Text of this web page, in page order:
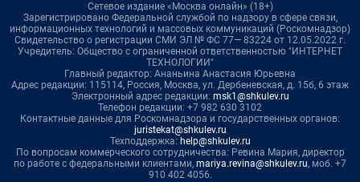
Сетевое издание «Москва онлайн» (18+)
Зарегистрировано Федеральной службой по надзору в сфере связи,
информационных технологий и массовых коммуникаций (Роскомнадзор)
Свидетельство о регистрации СМИ ЭЛ № ФС 77— 83224 от 12.05.2022 г.
Учредитель: Общество с ограниченной ответственностью "ИНТЕРНЕТ
ТЕХНОЛОГИИ"
Главный редактор: Ананьина Анастасия Юрьевна
Адрес редакции: 115114, Россия, Москва, ул. Дербеневская, д. 15б, 6 этаж
Электронный адрес редакции: msk1@shkulev.ru
Телефон редакции: +7 982 630 3102
Контактные данные для Роскомнадзора и государственных органов:
juristekat@shkulev.ru
Техподдержка: help@shkulev.ru
По вопросам коммерческого сотрудничества: Ревина Мария, директор
по работе с федеральными клиентами, mariya.revina@shkulev.ru, моб. +7
910 402 4056.